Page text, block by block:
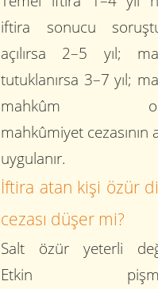
iftira sonucu
açılırsa 2–5 yıl;
tutuklanırsa 3–7 yıl;
mahkûm
mahkûmiyet cezasının
uygulanır.
İftira atan kişi özür
cezası düşer mi?
Salt özür yeterli
Etkin